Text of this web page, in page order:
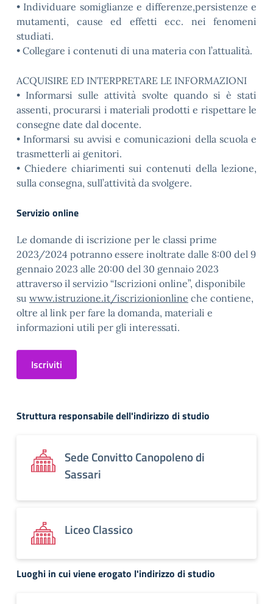
• Individuare somiglianze e differenze,persistenze e
mutamenti, cause ed effetti ecc. nei fenomeni
studiati.
• Collegare i contenuti di una materia con l’attualità.
ACQUISIRE ED INTERPRETARE LE INFORMAZIONI
• Informarsi sulle attività svolte quando si è stati
assenti, procurarsi i materiali prodotti e rispettare le
consegne date dal docente.
• Informarsi su avvisi e comunicazioni della scuola e
trasmetterli ai genitori.
• Chiedere chiarimenti sui contenuti della lezione,
sulla consegna, sull’attività da svolgere.
Servizio online
Le domande di iscrizione per le classi prime
2023/2024 potranno essere inoltrate dalle 8:00 del 9
gennaio 2023 alle 20:00 del 30 gennaio 2023
attraverso il servizio “Iscrizioni online”, disponibile
su www.istruzione.it/iscrizionionline che contiene,
oltre al link per fare la domanda, materiali e
informazioni utili per gli interessati.
Iscriviti
Struttura responsabile dell'indirizzo di studio
Sede Convitto Canopoleno di
Sassari
Liceo Classico
Luoghi in cui viene erogato l'indirizzo di studio